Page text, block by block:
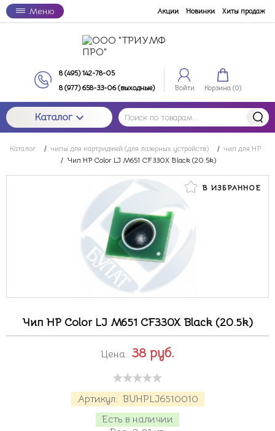
Меню Акции Новинки Хиты продаж
8 (495) 142-78-05
8 (977) 658-33-06 (выходные)
Войти Корзина (0)
Каталог
Каталог / чипы для картриджей (для лазерных устройств) / чип для HP
/ Чип HP Color LJ M651 CF330X Black (20.5k)
В ИЗБРАННОЕ
Чип HP Color LJ M651 CF330X Black (20.5k)
Артикул: BUHPLJ6510010
Есть в наличии
Цена: 38 руб.